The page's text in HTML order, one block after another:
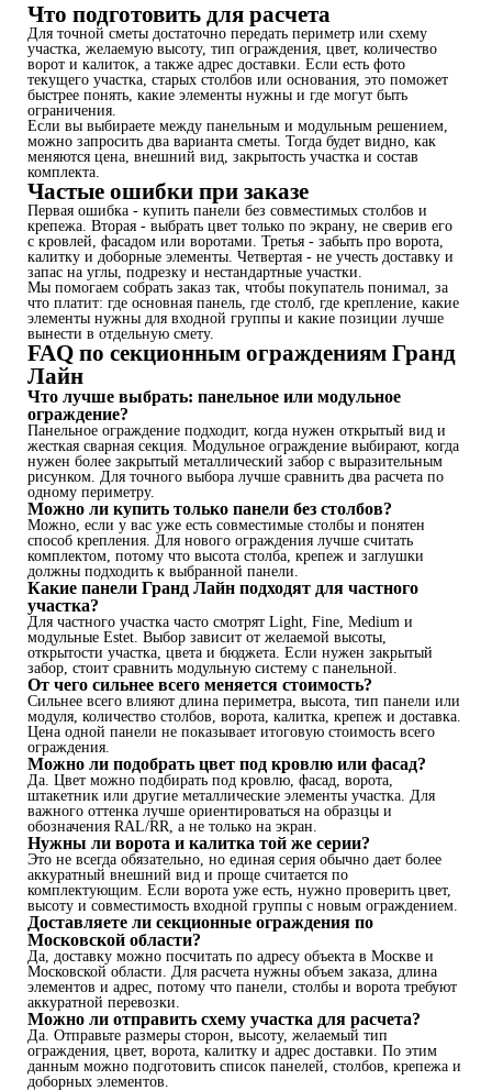
Что подготовить для расчета
Для точной сметы достаточно передать периметр или схему
участка, желаемую высоту, тип ограждения, цвет, количество
ворот и калиток, а также адрес доставки. Если есть фото
текущего участка, старых столбов или основания, это поможет
быстрее понять, какие элементы нужны и где могут быть
ограничения.
Если вы выбираете между панельным и модульным решением,
можно запросить два варианта сметы. Тогда будет видно, как
меняются цена, внешний вид, закрытость участка и состав
комплекта.
Частые ошибки при заказе
Первая ошибка - купить панели без совместимых столбов и
крепежа. Вторая - выбрать цвет только по экрану, не сверив его
с кровлей, фасадом или воротами. Третья - забыть про ворота,
калитку и доборные элементы. Четвертая - не учесть доставку и
запас на углы, подрезку и нестандартные участки.
Мы помогаем собрать заказ так, чтобы покупатель понимал, за
что платит: где основная панель, где столб, где крепление, какие
элементы нужны для входной группы и какие позиции лучше
вынести в отдельную смету.
FAQ по секционным ограждениям Гранд
Лайн
Что лучше выбрать: панельное или модульное
ограждение?
Панельное ограждение подходит, когда нужен открытый вид и
жесткая сварная секция. Модульное ограждение выбирают, когда
нужен более закрытый металлический забор с выразительным
рисунком. Для точного выбора лучше сравнить два расчета по
одному периметру.
Можно ли купить только панели без столбов?
Можно, если у вас уже есть совместимые столбы и понятен
способ крепления. Для нового ограждения лучше считать
комплектом, потому что высота столба, крепеж и заглушки
должны подходить к выбранной панели.
Какие панели Гранд Лайн подходят для частного
участка?
Для частного участка часто смотрят Light, Fine, Medium и
модульные Estet. Выбор зависит от желаемой высоты,
открытости участка, цвета и бюджета. Если нужен закрытый
забор, стоит сравнить модульную систему с панельной.
От чего сильнее всего меняется стоимость?
Сильнее всего влияют длина периметра, высота, тип панели или
модуля, количество столбов, ворота, калитка, крепеж и доставка.
Цена одной панели не показывает итоговую стоимость всего
ограждения.
Можно ли подобрать цвет под кровлю или фасад?
Да. Цвет можно подбирать под кровлю, фасад, ворота,
штакетник или другие металлические элементы участка. Для
важного оттенка лучше ориентироваться на образцы и
обозначения RAL/RR, а не только на экран.
Нужны ли ворота и калитка той же серии?
Это не всегда обязательно, но единая серия обычно дает более
аккуратный внешний вид и проще считается по
комплектующим. Если ворота уже есть, нужно проверить цвет,
высоту и совместимость входной группы с новым ограждением.
Доставляете ли секционные ограждения по
Московской области?
Да, доставку можно посчитать по адресу объекта в Москве и
Московской области. Для расчета нужны объем заказа, длина
элементов и адрес, потому что панели, столбы и ворота требуют
аккуратной перевозки.
Можно ли отправить схему участка для расчета?
Да. Отправьте размеры сторон, высоту, желаемый тип
ограждения, цвет, ворота, калитку и адрес доставки. По этим
данным можно подготовить список панелей, столбов, крепежа и
доборных элементов.